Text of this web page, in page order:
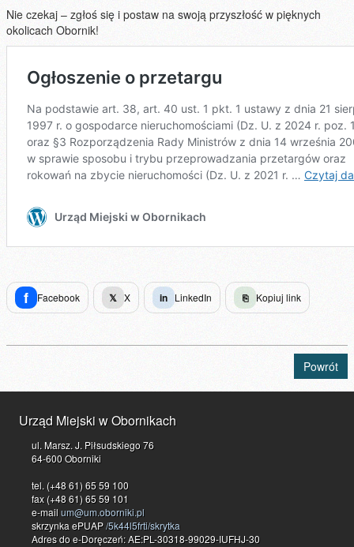
Nie czekaj – zgłoś się i postaw na swoją przyszłość w pięknych
okolicach Obornik!
f Facebook 𝕏 X in LinkedIn ⎘ Kopiuj link
Powrót
Urząd Miejski w Obornikach
ul. Marsz. J. Piłsudskiego 76
64-600 Oborniki
tel. (+48 61) 65 59 100
fax (+48 61) 65 59 101
e-mailum@um.oborniki.pl
skrzynka ePUAP/5k44l5frti/skrytka
Adres do e-Doręczeń: AE:PL-30318-99029-IUFHJ-30